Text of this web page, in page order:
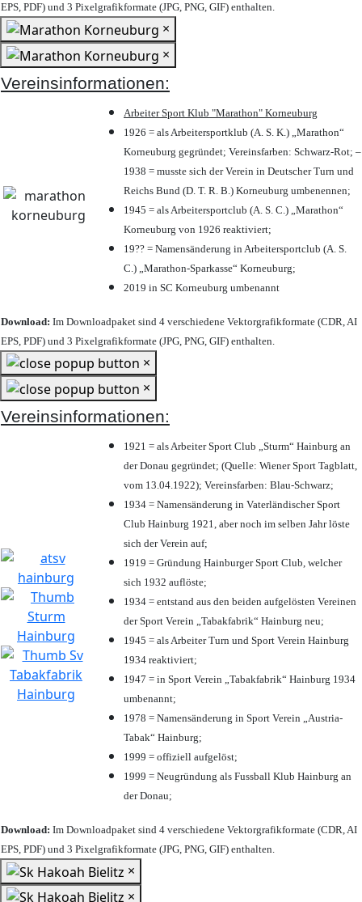
EPS, PDF) und 3 Pixelgrafikformate (JPG, PNG, GIF) enthalten.
×
×
Vereinsinformationen:
Arbeiter Sport Klub "Marathon" Korneuburg
1926 = als Arbeitersportklub (A. S. K.) „Marathon“
Korneuburg gegründet; Vereinsfarben: Schwarz-Rot; –
1938 = musste sich der Verein in Deutscher Turn und
Reichs Bund (D. T. R. B.) Korneuburg umbenennen;
1945 = als Arbeitersportclub (A. S. C.) „Marathon“
Korneuburg von 1926 reaktiviert;
19?? = Namensänderung in Arbeitersportclub (A. S.
C.) „Marathon-Sparkasse“ Korneuburg;
2019 in SC Korneuburg umbenannt
Download: Im Downloadpaket sind 4 verschiedene Vektorgrafikformate (CDR, AI
EPS, PDF) und 3 Pixelgrafikformate (JPG, PNG, GIF) enthalten.
×
×
Vereinsinformationen:
1921 = als Arbeiter Sport Club „Sturm“ Hainburg an
der Donau gegründet; (Quelle: Wiener Sport Tagblatt,
vom 13.04.1922); Vereinsfarben: Blau-Schwarz;
1934 = Namensänderung in Vaterländischer Sport
Club Hainburg 1921, aber noch im selben Jahr löste
sich der Verein auf;
1919 = Gründung Hainburger Sport Club, welcher
sich 1932 auflöste;
1934 = entstand aus den beiden aufgelösten Vereinen
der Sport Verein „Tabakfabrik“ Hainburg neu;
1945 = als Arbeiter Turn und Sport Verein Hainburg
1934 reaktiviert;
1947 = in Sport Verein „Tabakfabrik“ Hainburg 1934
umbenannt;
1978 = Namensänderung in Sport Verein „Austria-
Tabak“ Hainburg;
1999 = offiziell aufgelöst;
1999 = Neugründung als Fussball Klub Hainburg an
der Donau;
Download: Im Downloadpaket sind 4 verschiedene Vektorgrafikformate (CDR, AI
EPS, PDF) und 3 Pixelgrafikformate (JPG, PNG, GIF) enthalten.
×
×